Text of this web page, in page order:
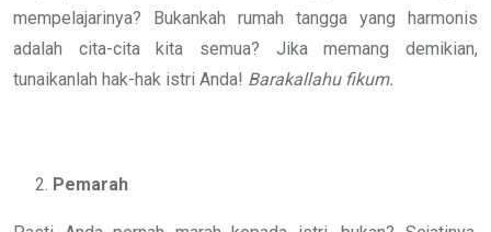
mempelajarinya? Bukankah rumah tangga yang harmonis
adalah cita-cita kita semua? Jika memang demikian,
tunaikanlah hak-hak istri Anda! Barakallahu fikum.
Pemarah